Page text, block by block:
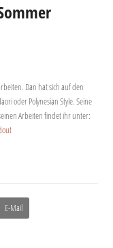
Dan hat sich auf den
oder Polynesian Style. Seine
Arbeiten findet ihr unter:
E-Mail